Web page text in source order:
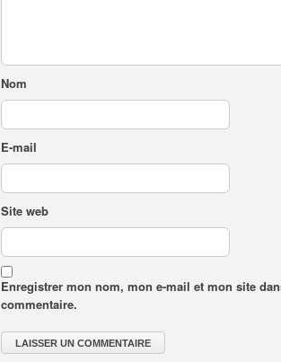
Nom
E-mail
Site web
Enregistrer mon nom, mon e-mail et mon site
commentaire.